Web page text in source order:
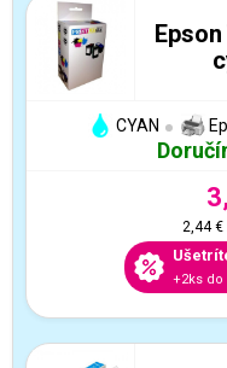
CYAN
2,44 €
+2ks do